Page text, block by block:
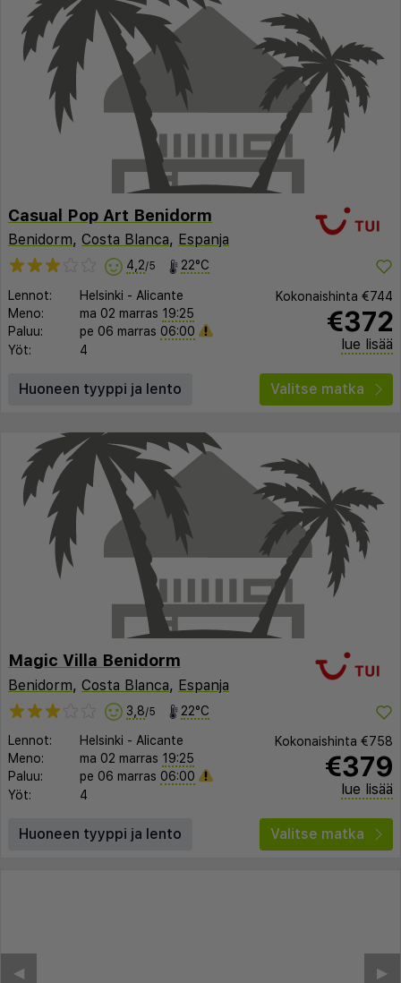
Casual Pop Art Benidorm
Benidorm, Costa Blanca, Espanja
4,2/5 22°C
Lennot: Helsinki - Alicante
Meno:
ma 02 marras 19:25
Paluu:
pe 06 marras 06:00
Yöt:
4
Kokonaishinta €744
€372
lue lisää
Huoneen tyyppi ja lento Valitse matka
Magic Villa Benidorm
Benidorm, Costa Blanca, Espanja
3,8/5 22°C
Lennot: Helsinki - Alicante
Meno:
ma 02 marras 19:25
Paluu:
pe 06 marras 06:00
Yöt:
4
Kokonaishinta €758
€379
lue lisää
Huoneen tyyppi ja lento Valitse matka
▶︎
◀︎